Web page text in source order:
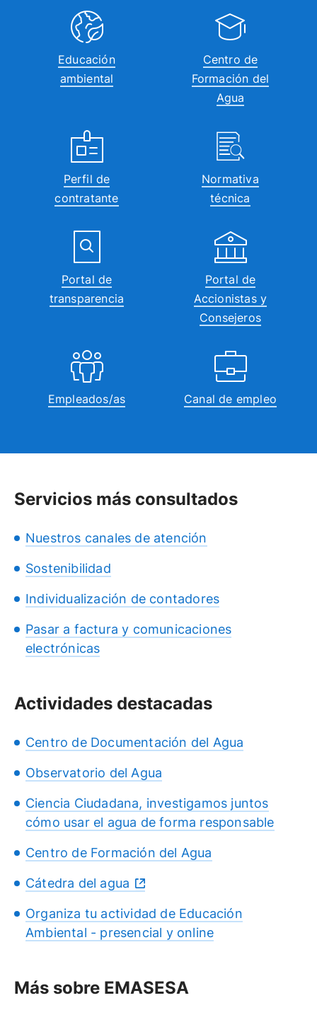
Educación
ambiental
Centro de
Formación del
Agua
Perfil de
contratante
Normativa
técnica
Portal de
transparencia
Portal de
Accionistas y
Consejeros
Empleados/as Canal de empleo
Servicios más consultados
Nuestros canales de atención
Sostenibilidad
Individualización de contadores
Pasar a factura y comunicaciones
electrónicas
Actividades destacadas
Centro de Documentación del Agua
Observatorio del Agua
Ciencia Ciudadana, investigamos juntos
cómo usar el agua de forma responsable
Centro de Formación del Agua
Cátedra del agua
Organiza tu actividad de Educación
Ambiental - presencial y online
Más sobre EMASESA